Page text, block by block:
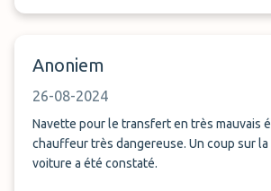
Anoniem
26-08-2024
Navette pour le transfert en très mauvais état.
chauffeur très dangereuse. Un coup sur la carrosserie de ma
voiture a été constaté.